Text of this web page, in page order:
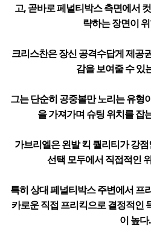
고, 곧바로 페널티박스 측면에서
략하는 장면이
크리스찬은 장신 공격수답게 제공
감을 보여줄 수 있
그는 단순히 공중볼만 노리는 유형
을 가져가며 슈팅 위치를 잡
가브리엘은 왼발 킥 퀄리티가 강
선택 모두에서 직접적인
특히 상대 페널티박스 주변에서 프
카로운 직접 프리킥으로 결정적인
이 높다.